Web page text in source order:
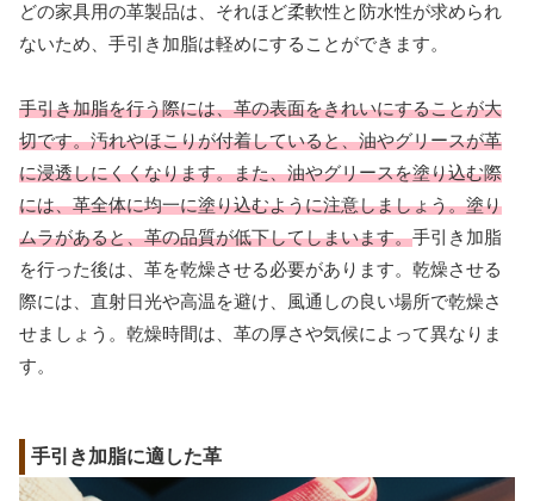
どの家具用の革製品は、それほど柔軟性と防水性が求められ
ないため、手引き加脂は軽めにすることができます。
手引き加脂を行う際には、革の表面をきれいにすることが大
切です。汚れやほこりが付着していると、油やグリースが革
に浸透しにくくなります。また、油やグリースを塗り込む際
には、革全体に均一に塗り込むように注意しましょう。塗り
ムラがあると、革の品質が低下してしまいます。手引き加脂
を行った後は、革を乾燥させる必要があります。乾燥させる
際には、直射日光や高温を避け、風通しの良い場所で乾燥さ
せましょう。乾燥時間は、革の厚さや気候によって異なりま
す。
手引き加脂に適した革